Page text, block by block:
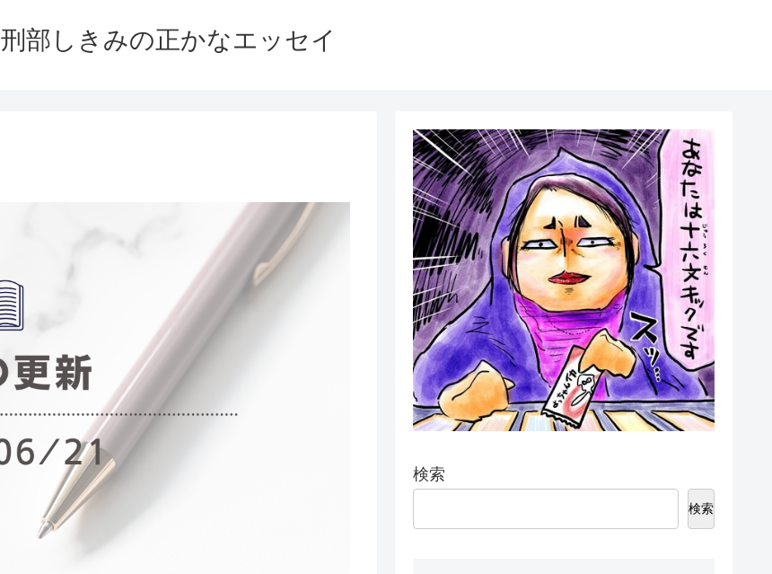
刑部しきみの正かなエッセイ
検索
検索